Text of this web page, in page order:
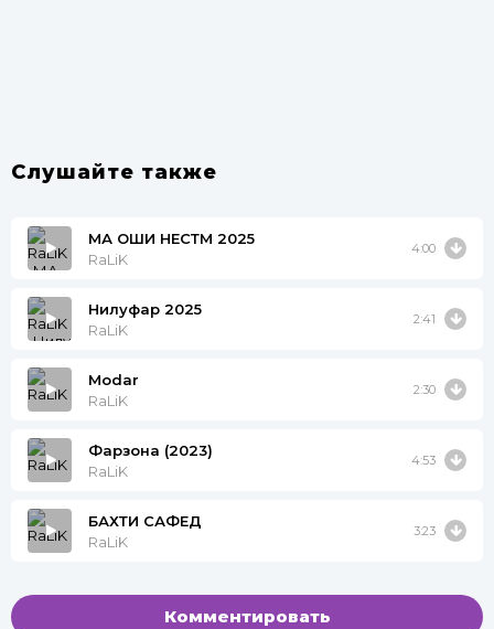
Слушайте также
МА ОШИҚ НЕСТМ 2025
RaLiK
4:00
Нилуфар 2025
RaLiK
2:41
Modar
RaLiK
2:30
Фарзона (2023)
RaLiK
4:53
БАХТИ САФЕД
RaLiK
3:23
Комментировать